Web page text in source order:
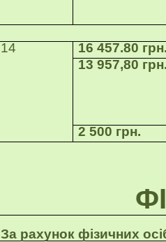
14
16 457.80
13 957,80
2 500 грн.
За рахунок фізичних